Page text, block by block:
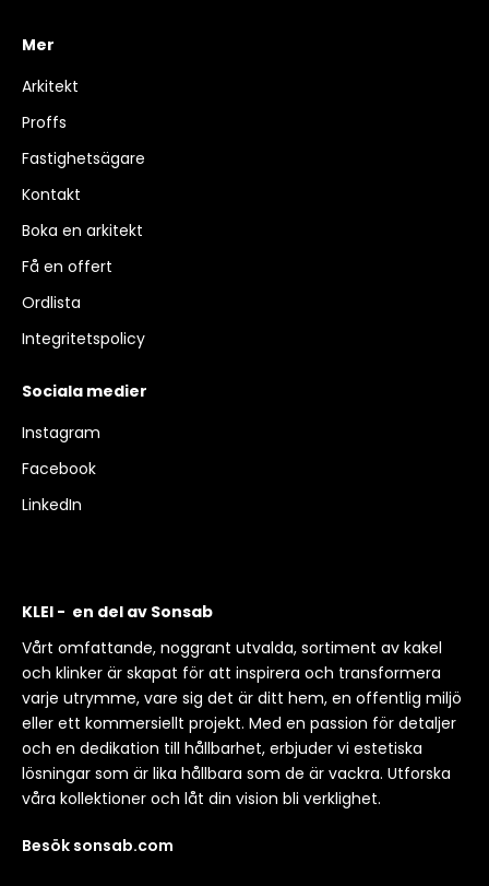
Mer
Arkitekt
Proffs
Fastighetsägare
Kontakt
Boka en arkitekt
Få en offert
Ordlista
Integritetspolicy
Sociala medier
Instagram
Facebook
LinkedIn
KLEI - en del av Sonsab
Vårt omfattande, noggrant utvalda, sortiment av kakel
och klinker är skapat för att inspirera och transformera
varje utrymme, vare sig det är ditt hem, en offentlig miljö
eller ett kommersiellt projekt. Med en passion för detaljer
och en dedikation till hållbarhet, erbjuder vi estetiska
lösningar som är lika hållbara som de är vackra. Utforska
våra kollektioner och låt din vision bli verklighet.
Besök sonsab.com